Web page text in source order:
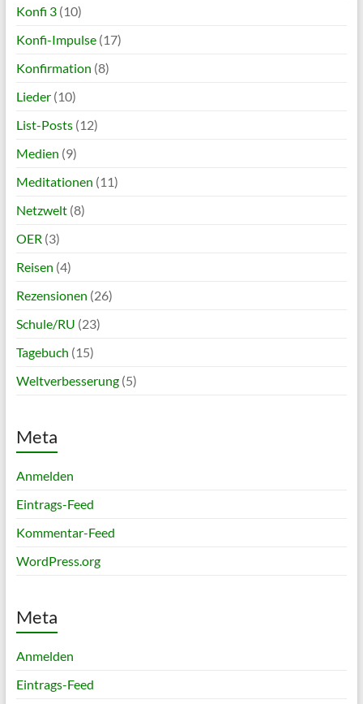
Konfi 3(10)
Konfi-Impulse(17)
Konfirmation (8)
Lieder(10)
List-Posts(12)
Medien (9)
Meditationen (11)
Netzwelt(8)
OER (3)
Reisen (4)
Rezensionen (26)
Schule/RU (23)
Tagebuch (15)
Weltverbesserung(5)
Meta
Anmelden
Eintrags-Feed
Kommentar-Feed
WordPress.org
Meta
Anmelden
Eintrags-Feed